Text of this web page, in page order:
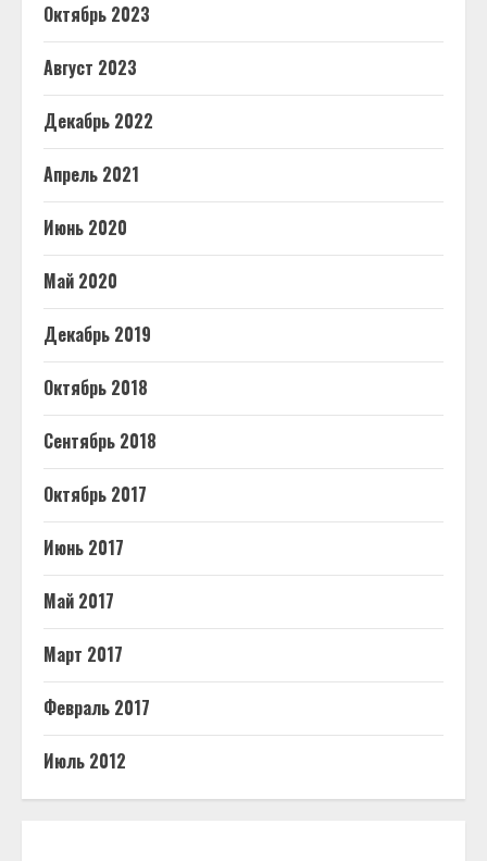
Октябрь 2023
Август 2023
Декабрь 2022
Апрель 2021
Июнь 2020
Май 2020
Декабрь 2019
Октябрь 2018
Сентябрь 2018
Октябрь 2017
Июнь 2017
Май 2017
Март 2017
Февраль 2017
Июль 2012